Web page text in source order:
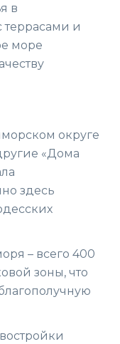
в
террасами и
море
округе
«Дома
здесь
– всего 400
зоны, что